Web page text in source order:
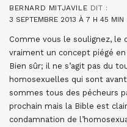
BERNARD MITJAVILE DIT :
3 SEPTEMBRE 2013 À 7 H 45 MIN
Comme vous le soulignez, le
vraiment un concept piégé
Bien sûr; il ne s’agit pas du
homosexuelles qui sont
sommes tous des pécheurs
prochain mais la Bible est
condamnation de